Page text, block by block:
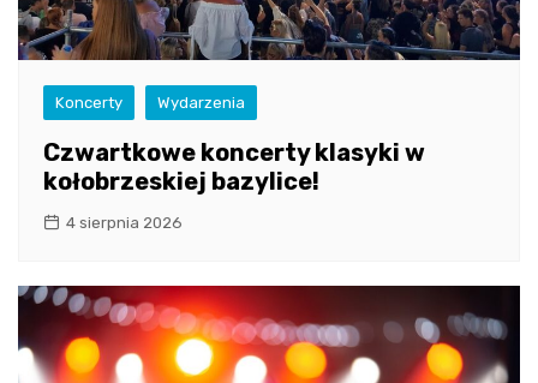
Koncerty Wydarzenia
Czwartkowe koncerty klasyki w
kołobrzeskiej bazylice!
4 sierpnia 2026